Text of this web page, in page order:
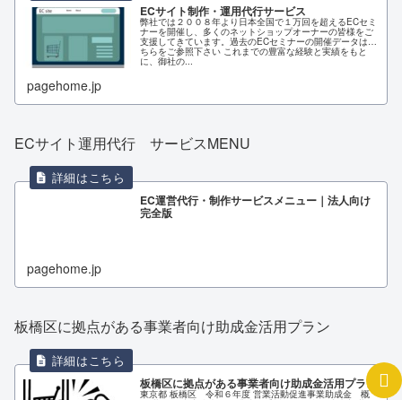
ECサイト制作・運用代行サービス
弊社では２００８年より日本全国で１万回を超えるECセミ
ナーを開催し、多くのネットショップオーナーの皆様をご
支援してきています。過去のECセミナーの開催データはこ
ちらをご参照下さい これまでの豊富な経験と実績をもと
に、御社の...
pagehome.jp
ECサイト運用代行 サービスMENU
EC運営代行・制作サービスメニュー｜法人向け
完全版
pagehome.jp
板橋区に拠点がある事業者向け助成金活用プラン
板橋区に拠点がある事業者向け助成金活用プラン
東京都 板橋区 令和６年度 営業活動促進事業助成金 概